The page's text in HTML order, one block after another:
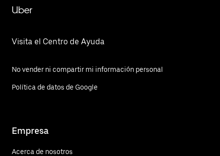
Uber
Visita el Centro de Ayuda
No vender ni compartir mi información personal
Política de datos de Google
Empresa
Acerca de nosotros